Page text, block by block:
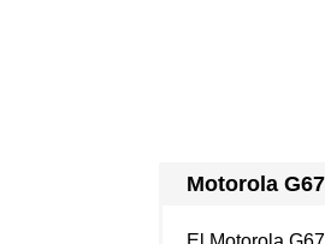
Motorola G67